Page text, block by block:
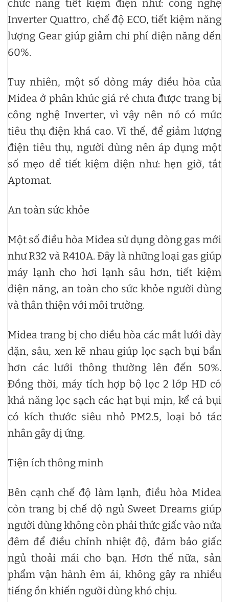
chức năng tiết kiệm điện như: công nghệ
Inverter Quattro, chế độ ECO, tiết kiệm năng
lượng Gear giúp giảm chi phí điện năng đến
60%.
Tuy nhiên, một số dòng máy điều hòa của
Midea ở phân khúc giá rẻ chưa được trang bị
công nghệ Inverter, vì vậy nên nó có mức
tiêu thụ điện khá cao. Vì thế, để giảm lượng
điện tiêu thụ, người dùng nên áp dụng một
số mẹo để tiết kiệm điện như: hẹn giờ, tắt
Aptomat.
An toàn sức khỏe
Một số điều hòa Midea sử dụng dòng gas mới
như R32 và R410A. Đây là những loại gas giúp
máy lạnh cho hơi lạnh sâu hơn, tiết kiệm
điện năng, an toàn cho sức khỏe người dùng
và thân thiện với môi trường.
Midea trang bị cho điều hòa các mắt lưới dày
dặn, sâu, xen kẽ nhau giúp lọc sạch bụi bẩn
hơn các lưới thông thường lên đến 50%.
Đồng thời, máy tích hợp bộ lọc 2 lớp HD có
khả năng lọc sạch các hạt bụi mịn, kể cả bụi
có kích thước siêu nhỏ PM2.5, loại bỏ tác
nhân gây dị ứng.
Tiện ích thông minh
Bên cạnh chế độ làm lạnh, điều hòa Midea
còn trang bị chế độ ngủ Sweet Dreams giúp
người dùng không còn phải thức giấc vào nửa
đêm để điều chỉnh nhiệt độ, đảm bảo giấc
ngủ thoải mái cho bạn. Hơn thế nữa, sản
phẩm vận hành êm ái, không gây ra nhiều
tiếng ồn khiến người dùng khó chịu.